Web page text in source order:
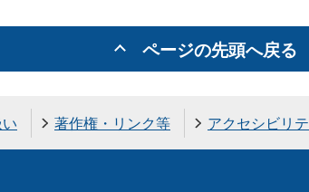
ページの先頭へ戻る
著作権・リンク等 アクセシビリ